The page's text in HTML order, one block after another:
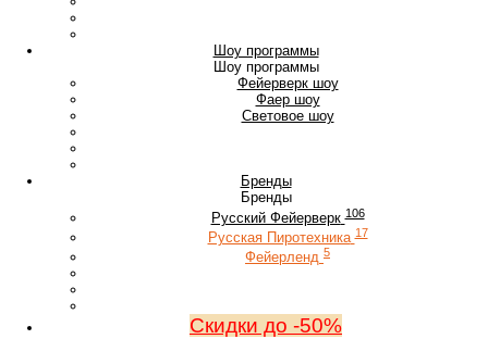
Шоу программы
Шоу программы
Фейерверк шоу
Фаер шоу
Световое шоу
Бренды
Бренды
Русский Фейерверк 106
Русская Пиротехника 17
Фейерленд 5
Скидки до -50%